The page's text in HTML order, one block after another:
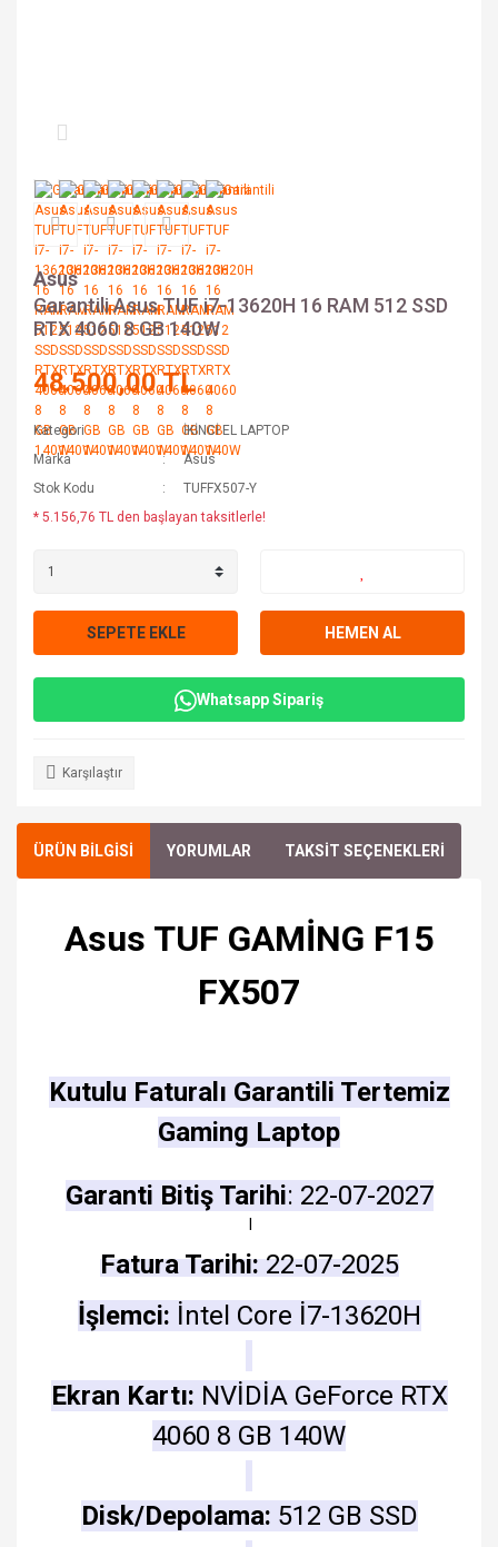
Asus
Garantili Asus TUF i7-13620H 16 RAM 512 SSD
RTX 4060 8 GB 140W
48.500,00 TL
Kategori
İKİNCİ EL LAPTOP
Marka
Asus
Stok Kodu
TUFFX507-Y
* 5.156,76 TL den başlayan taksitlerle!
SEPETE EKLE HEMEN AL
Whatsapp Sipariş
Karşılaştır
ÜRÜN BİLGİSİ YORUMLAR TAKSİT SEÇENEKLERİ
Asus TUF GAMİNG F15
FX507
Kutulu Faturalı Garantili Tertemiz
Gaming Laptop
Garanti Bitiş Tarihi: 22-07-2027
Fatura Tarihi:22-07-2025
İşlemci: İntel Core İ7-13620H
Ekran Kartı: NVİDİA GeForce RTX
4060 8 GB 140W
Disk/Depolama: 512 GB SSD